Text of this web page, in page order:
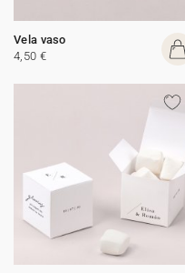
Vela vaso
4,50 €